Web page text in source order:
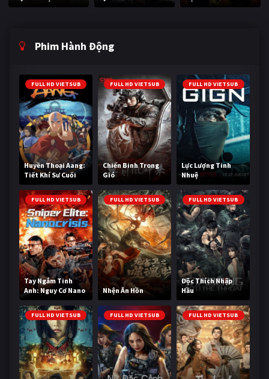
Phim Hành Động
FULL HD VIETSUB
Huyền Thoại Aang:
Tiết Khí Sư Cuối
Cùng
FULL HD VIETSUB
Chiến Binh Trong
Gió
FULL HD VIETSUB
Lực Lượng Tinh
Nhuệ
FULL HD VIETSUB
Tay Ngắm Tinh
Anh: Nguy Cơ Nano
FULL HD VIETSUB
Nhện Ăn Hồn
FULL HD VIETSUB
Độc Thích Nhập
Hầu
FULL HD VIETSUB FULL HD VIETSUB FULL HD VIETSUB